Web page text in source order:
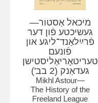
מיכאל אַסטור—
געשיכטע פֿון דער
פֿרײַלאַנד־ליגע און
פֿונעם
טעריטאָריאַליסטישן
געדאַנק (2 בב')
Mikhl Astour—
The History of the
Freeland League